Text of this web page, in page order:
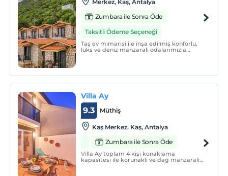
Merkez, Kaş, Antalya
Zumbara ile Sonra Öde
Taksitli Ödeme Seçeneği
Taş ev mimarisi ile inşa edilmiş konforlu,
lüks ve deniz manzaralı odalarımızla
Villa Ay
Müthiş
9.3
Kaş Merkez, Kaş, Antalya
Zumbara ile Sonra Öde
Villa Ay toplam 4 kişi konaklama
kapasitesi ile korunaklı ve dağ manzaralı